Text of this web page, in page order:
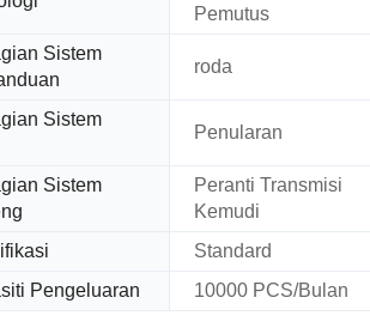
Pemutus
Sistem
roda
Sistem
Penularan
Sistem
Peranti Transmisi
Kemudi
Standard
Pengeluaran 10000 PCS/Bulan